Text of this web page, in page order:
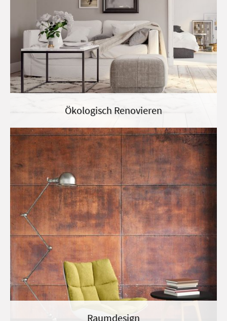
Kalkedelputz
Ökologisch Renovieren
Raumdesign